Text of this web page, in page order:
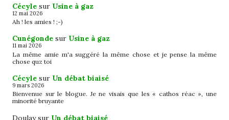
Cécyle sur Usine à gaz
12 mai 2026
Ah ! les amies ! ;-)
Cunégonde sur Usine à gaz
11 mai 2026
La même amie m'a suggéré la même chose et je pense la même
chose quz toi
Cécyle sur Un débat biaisé
9 mars 2026
Bienvenue sur le blogue. Je ne visais que les « cathos réac », une
minorité bruyante
Doulaysur Un débat biaisé